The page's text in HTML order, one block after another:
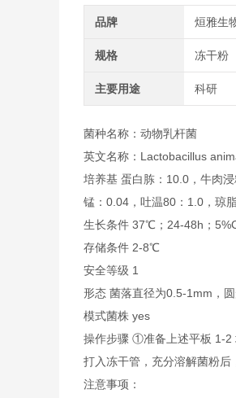
品牌 烜雅生
规格 冻干粉
主要用途 科研
菌种名称：动物乳杆菌
英文名称：Lactobacillus
培养基 蛋白胨：10.0，牛肉
锰：0.04，吐温80：1.0，琼
生长条件 37℃；24-48h；
存储条件 2-8℃
安全等级 1
形态 菌落直径为0.5-1mm，
模式菌株 yes
操作步骤 ①准备上述平板 1-2
打入冻干管，充分溶解菌粉
注意事项：